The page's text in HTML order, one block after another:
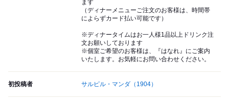
ます
（ディナーメニューご注文のお客様は、時間帯
によらずカード払い可能です）
※ディナータイムはお一人様1品以上ドリンク注
文お願いしております
※個室ご希望のお客様は、『はなれ』にご案内
いたします。お気軽にお問い合わせください。
初投稿者 サルピル・マンダ （1904）